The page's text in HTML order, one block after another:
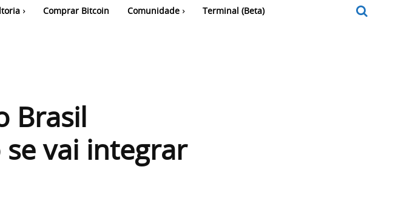
Comprar Bitcoin Comunidade Terminal (Beta)
Brasil
vai integrar